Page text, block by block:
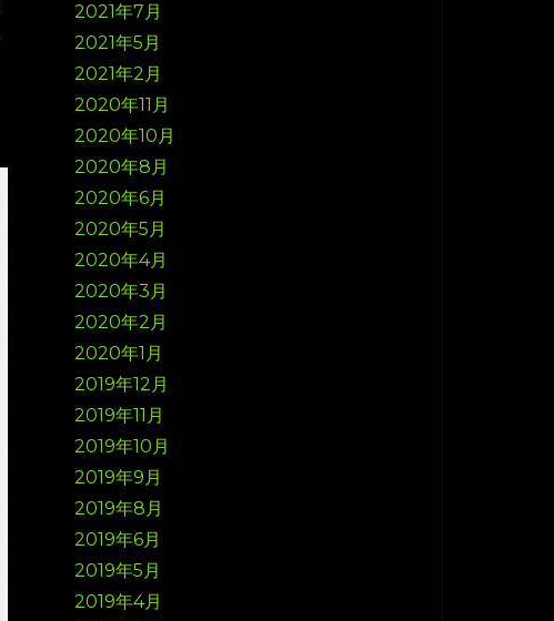
2021年7月
2021年5月
2021年2月
2020年11月
2020年10月
2020年8月
2020年6月
2020年5月
2020年4月
2020年3月
2020年2月
2020年1月
2019年12月
2019年11月
2019年10月
2019年9月
2019年8月
2019年6月
2019年5月
2019年4月